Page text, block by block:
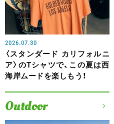
2026.07.30
〈スタンダード カリフォルニ
ア〉のTシャツで、この夏は西
海岸ムードを楽しもう！
Outdoor